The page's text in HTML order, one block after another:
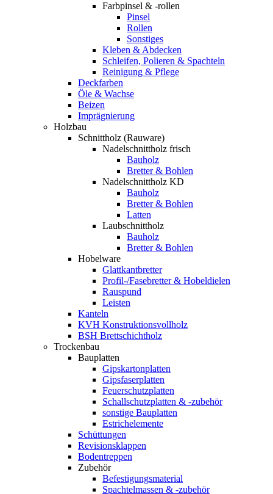
Farbpinsel & -rollen
Pinsel
Rollen
Sonstiges
Kleben & Abdecken
Schleifen, Polieren & Spachteln
Reinigung & Pflege
Deckfarben
Öle & Wachse
Beizen
Imprägnierung
Holzbau
Schnittholz (Rauware)
Nadelschnittholz frisch
Bauholz
Bretter & Bohlen
Nadelschnittholz KD
Bauholz
Bretter & Bohlen
Latten
Laubschnittholz
Bauholz
Bretter & Bohlen
Hobelware
Glattkantbretter
Profil-/Fasebretter & Hobeldielen
Rauspund
Leisten
Kanteln
KVH Konstruktionsvollholz
BSH Brettschichtholz
Trockenbau
Bauplatten
Gipskartonplatten
Gipsfaserplatten
Feuerschutzplatten
Schallschutzplatten & -zubehör
sonstige Bauplatten
Estrichelemente
Schüttungen
Revisionsklappen
Bodentreppen
Zubehör
Befestigungsmaterial
Spachtelmassen & -zubehör